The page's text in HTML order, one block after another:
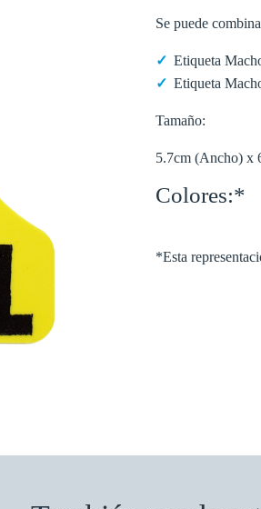
Se puede
Etiqueta
Etiqueta
Tamaño:
5.7cm (Ancho) x
Colores:*
*Esta